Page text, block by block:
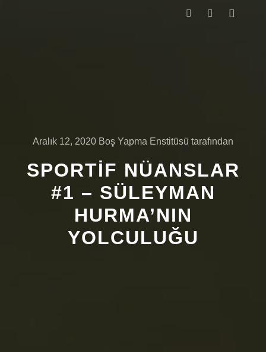
Aralık 12, 2020 Boş Yapma Enstitüsü tarafından
SPORTIF NÜANSLAR
#1 – SÜLEYMAN
HURMA’NIN
YOLCULUĞU